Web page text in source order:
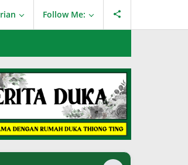
Follow Me: